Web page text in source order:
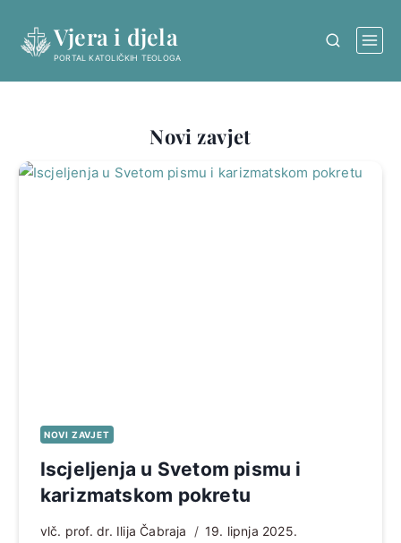
content
Vjera i djela
PORTAL KATOLIČKIH TEOLOGA
Novi zavjet
NOVI ZAVJET
Iscjeljenja u Svetom pismu i
karizmatskom pokretu
vlč. prof. dr. Ilija Čabraja 19. lipnja 2025.